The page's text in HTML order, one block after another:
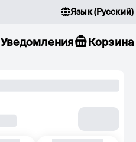
Язык(Русский)
Уведомления Корзина